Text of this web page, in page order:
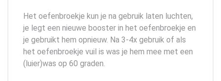
Het oefenbroekje kun je na gebruik laten luchten,
je legt een nieuwe booster in het oefenbroekje en
je gebruikt hem opnieuw. Na 3-4x gebruik of als
het oefenbroekje vuil is was je hem mee met een
(luier)was op 60 graden.